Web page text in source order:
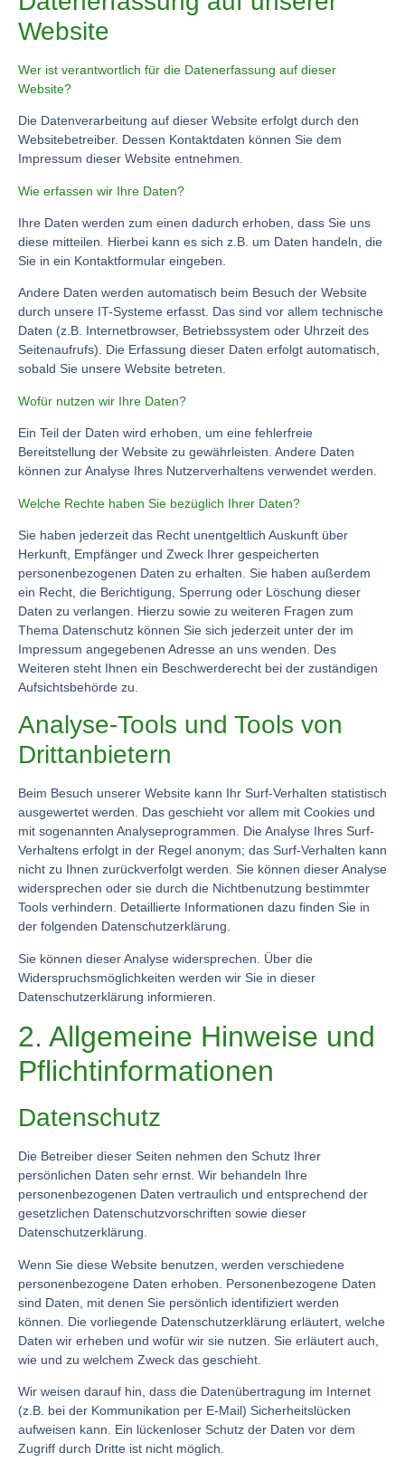
Website
Wer ist verantwortlich für die Datenerfassung auf dieser
Website?
Die Datenverarbeitung auf dieser Website erfolgt durch den
Websitebetreiber. Dessen Kontaktdaten können Sie dem
Impressum dieser Website entnehmen.
Wie erfassen wir Ihre Daten?
Ihre Daten werden zum einen dadurch erhoben, dass Sie uns
diese mitteilen. Hierbei kann es sich z.B. um Daten handeln, die
Sie in ein Kontaktformular eingeben.
Andere Daten werden automatisch beim Besuch der Website
durch unsere IT-Systeme erfasst. Das sind vor allem technische
Daten (z.B. Internetbrowser, Betriebssystem oder Uhrzeit des
Seitenaufrufs). Die Erfassung dieser Daten erfolgt automatisch,
sobald Sie unsere Website betreten.
Wofür nutzen wir Ihre Daten?
Ein Teil der Daten wird erhoben, um eine fehlerfreie
Bereitstellung der Website zu gewährleisten. Andere Daten
können zur Analyse Ihres Nutzerverhaltens verwendet werden.
Welche Rechte haben Sie bezüglich Ihrer Daten?
Sie haben jederzeit das Recht unentgeltlich Auskunft über
Herkunft, Empfänger und Zweck Ihrer gespeicherten
personenbezogenen Daten zu erhalten. Sie haben außerdem
ein Recht, die Berichtigung, Sperrung oder Löschung dieser
Daten zu verlangen. Hierzu sowie zu weiteren Fragen zum
Thema Datenschutz können Sie sich jederzeit unter der im
Impressum angegebenen Adresse an uns wenden. Des
Weiteren steht Ihnen ein Beschwerderecht bei der zuständigen
Aufsichtsbehörde zu.
Analyse-Tools und Tools von
Drittanbietern
Beim Besuch unserer Website kann Ihr Surf-Verhalten statistisch
ausgewertet werden. Das geschieht vor allem mit Cookies und
mit sogenannten Analyseprogrammen. Die Analyse Ihres Surf-
Verhaltens erfolgt in der Regel anonym; das Surf-Verhalten kann
nicht zu Ihnen zurückverfolgt werden. Sie können dieser Analyse
widersprechen oder sie durch die Nichtbenutzung bestimmter
Tools verhindern. Detaillierte Informationen dazu finden Sie in
der folgenden Datenschutzerklärung.
Sie können dieser Analyse widersprechen. Über die
Widerspruchsmöglichkeiten werden wir Sie in dieser
Datenschutzerklärung informieren.
2. Allgemeine Hinweise und
Pflichtinformationen
Datenschutz
Die Betreiber dieser Seiten nehmen den Schutz Ihrer
persönlichen Daten sehr ernst. Wir behandeln Ihre
personenbezogenen Daten vertraulich und entsprechend der
gesetzlichen Datenschutzvorschriften sowie dieser
Datenschutzerklärung.
Wenn Sie diese Website benutzen, werden verschiedene
personenbezogene Daten erhoben. Personenbezogene Daten
sind Daten, mit denen Sie persönlich identifiziert werden
können. Die vorliegende Datenschutzerklärung erläutert, welche
Daten wir erheben und wofür wir sie nutzen. Sie erläutert auch,
wie und zu welchem Zweck das geschieht.
Wir weisen darauf hin, dass die Datenübertragung im Internet
(z.B. bei der Kommunikation per E-Mail) Sicherheitslücken
aufweisen kann. Ein lückenloser Schutz der Daten vor dem
Zugriff durch Dritte ist nicht möglich.